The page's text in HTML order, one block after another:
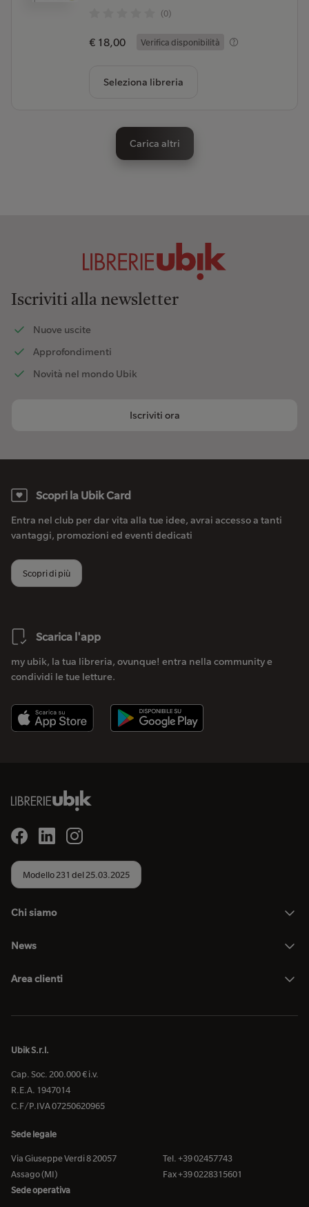
(0)
€ 18,00 Verifica disponibilità
Seleziona libreria
Carica altri
Iscriviti alla newsletter
Nuove uscite
Approfondimenti
Novità nel mondo Ubik
Iscriviti ora
Scopri la Ubik Card
Entra nel club per dar vita alla tue idee, avrai accesso a tanti
vantaggi, promozioni ed eventi dedicati
Scopri di più
Scarica l'app
my ubik, la tua libreria, ovunque! entra nella community e
condividi le tue letture.
Modello 231 del 25.03.2025
Chi siamo
News
Area clienti
Ubik S.r.l.
Cap. Soc. 200.000 € i.v.
R.E.A. 1947014
C.F/P.IVA 07250620965
Sede legale
Via Giuseppe Verdi 8 20057
Assago (MI)
Tel. +39 02457743
Fax +39 0228315601
Sede operativa